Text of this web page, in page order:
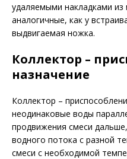
удаляемыми накладками
аналогичные, как у
выдвигаемая ножка.
Коллектор –
назначение
Коллектор –
неодинаковые воды
продвижения смеси
водного потока с разной
смеси с необходимой